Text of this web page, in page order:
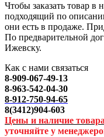
Чтобы заказать товар в
подходящий по
они есть в продаже.
По предварительной
Ижевску.
Как с нами связаться
8-909-067-49-13
8-963-542-04-30
8-912-750-94-65
8(3412)904-603
Цены и наличие товара
уточняйте у